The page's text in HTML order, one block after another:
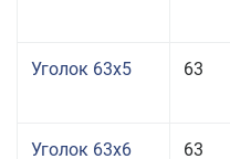
Уголок 63x5 63
Уголок 63x6 63